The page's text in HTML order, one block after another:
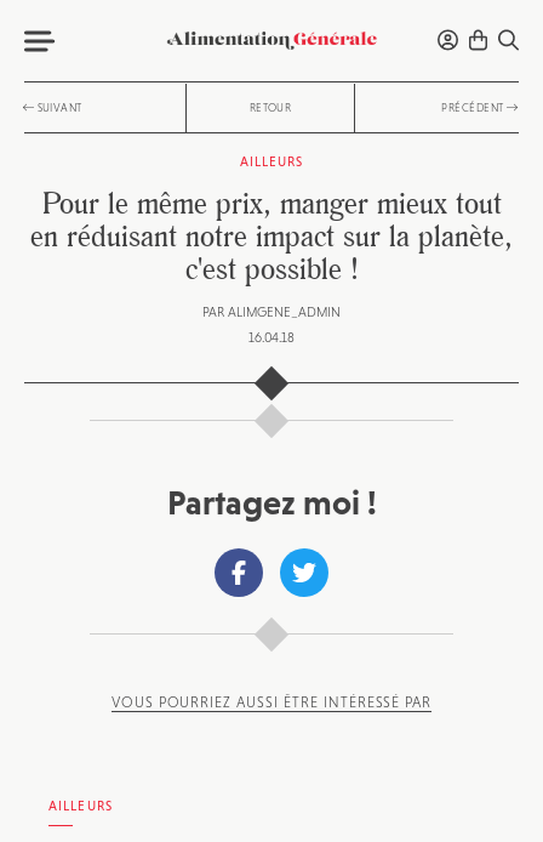
SUIVANT RETOUR PRÉCÉDENT
AILLEURS
Pour le même prix, manger mieux tout
en réduisant notre impact sur la planète,
c'est possible !
PAR ALIMGENE_ADMIN
16.04.18
Partagez moi !
VOUS POURRIEZ AUSSI ÊTRE INTÉRESSÉ PAR
AILLEURS